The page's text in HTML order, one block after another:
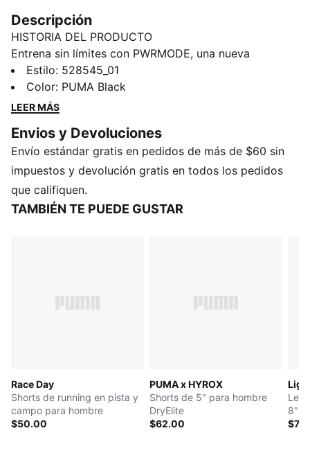
Descripción
HISTORIA DEL PRODUCTO
Entrena sin límites con PWRMODE, una nueva
colección diseñada para satisfacer las exigencias del
entrenamiento de alta intensidad. Estas mallas
cuentan con DRYELITE, la tecnología de secado
Creada y probada con atletas HYROX, PWRMODE está
diseñado para un rendimiento de élite.
CARACTERÍSTICAS Y BENEFICIOS
Producto fabricado con al menos un 50 % de
materiales reciclados
Estilo: 528545_01
Color: PUMA Black
LEER MÁS
Envios y Devoluciones
Envío estándar gratis en pedidos de más de $60 sin
impuestos y devolución gratis en todos los pedidos
que califiquen.
TAMBIÉN TE PUEDE GUSTAR
Race Day
Shorts de running en pista y
campo para hombre
$50.00
PUMA x HYROX
Shorts de 5" para hombre
DryElite
$62.00
8"